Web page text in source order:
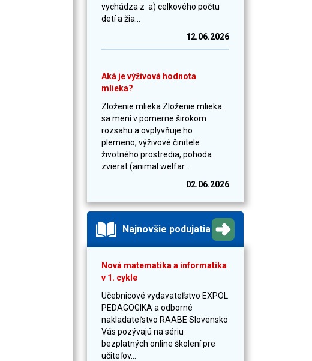
vychádza z a) celkového počtu
detí a žia...
12.06.2026
Aká je výživová hodnota
mlieka?
Zloženie mlieka Zloženie mlieka
sa mení v pomerne širokom
rozsahu a ovplyvňuje ho
plemeno, výživové činitele
životného prostredia, pohoda
zvierat (animal welfar...
02.06.2026
Najnovšie podujatia
Nová matematika a informatika
v 1. cykle
Učebnicové vydavateľstvo EXPOL
PEDAGOGIKA a odborné
nakladateľstvo RAABE Slovensko
Vás pozývajú na sériu
bezplatných online školení pre
učiteľov...